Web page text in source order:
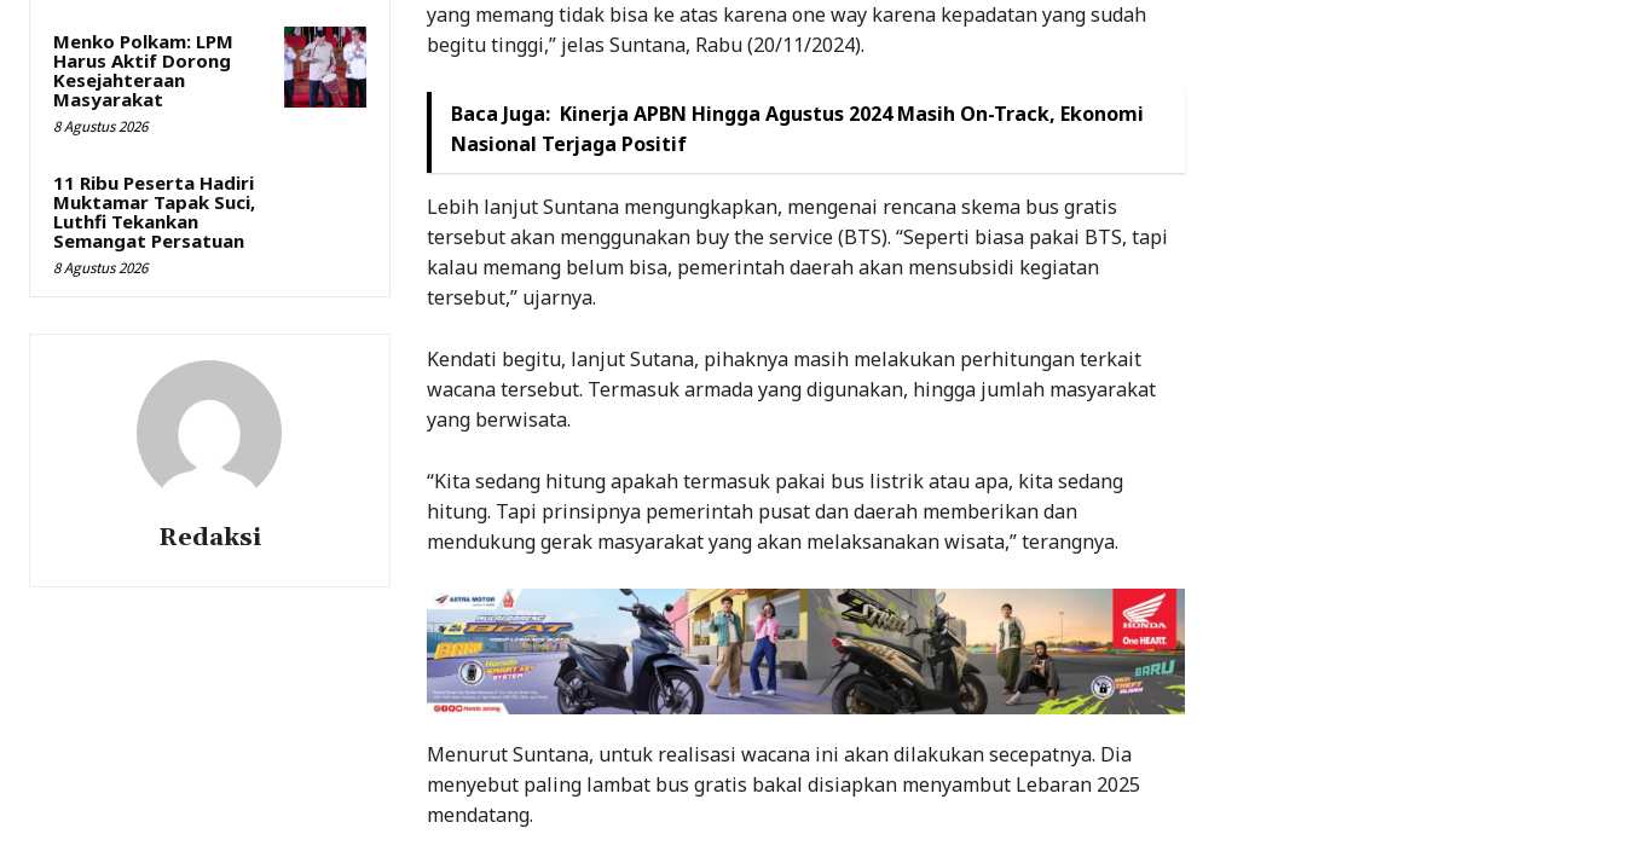
Menko Polkam: LPM
Harus Aktif Dorong
Kesejahteraan
Masyarakat
8 Agustus 2026
11 Ribu Peserta Hadiri
Muktamar Tapak Suci,
Luthfi Tekankan
Semangat Persatuan
8 Agustus 2026
Redaksi
yang memang tidak bisa ke atas karena one way karena kepadatan yang sudah
begitu tinggi,” jelas Suntana, Rabu (20/11/2024).
Baca Juga: Kinerja APBN Hingga Agustus 2024 Masih On-Track, Ekonomi
Nasional Terjaga Positif
Lebih lanjut Suntana mengungkapkan, mengenai rencana skema bus gratis
tersebut akan menggunakan buy the service (BTS). “Seperti biasa pakai BTS, tapi
kalau memang belum bisa, pemerintah daerah akan mensubsidi kegiatan
tersebut,” ujarnya.
Kendati begitu, lanjut Sutana, pihaknya masih melakukan perhitungan terkait
wacana tersebut. Termasuk armada yang digunakan, hingga jumlah masyarakat
yang berwisata.
“Kita sedang hitung apakah termasuk pakai bus listrik atau apa, kita sedang
hitung. Tapi prinsipnya pemerintah pusat dan daerah memberikan dan
mendukung gerak masyarakat yang akan melaksanakan wisata,” terangnya.
Menurut Suntana, untuk realisasi wacana ini akan dilakukan secepatnya. Dia
menyebut paling lambat bus gratis bakal disiapkan menyambut Lebaran 2025
mendatang.